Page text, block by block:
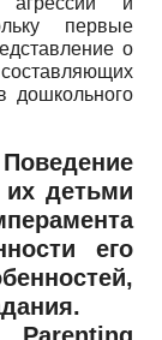
первые
о
дошкольного
детьми
его